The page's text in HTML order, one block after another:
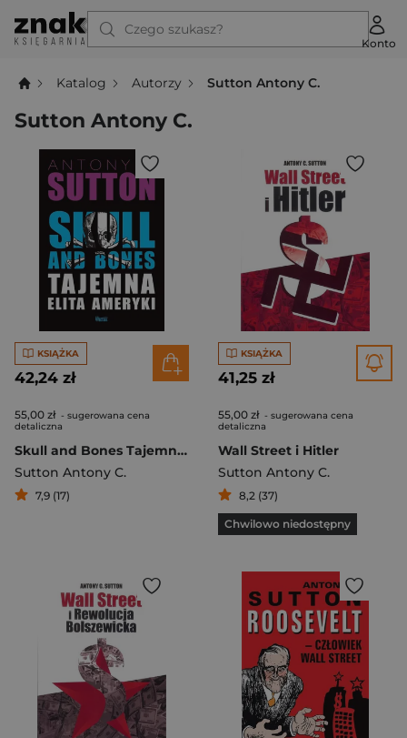
Czego szukasz?
Konto
Katalog Autorzy Sutton Antony C.
Sutton Antony C.
KSIĄŻKA
42,24 zł
55,00 zł - sugerowana cena
detaliczna
Skull and Bones Tajemna elita Ameryki
Sutton Antony C.
7,9 (17)
KSIĄŻKA
41,25 zł
55,00 zł - sugerowana cena
detaliczna
Wall Street i Hitler
Sutton Antony C.
8,2 (37)
Chwilowo niedostępny